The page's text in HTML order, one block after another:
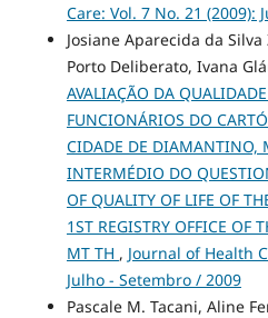
Care: Vol. 7 No. 21 (2009):
Josiane Aparecida da
Porto Deliberato, Ivana
AVALIAÇÃO DA
FUNCIONÁRIOS DO
CIDADE DE DIAMANTINO,
INTERMÉDIO DO
OF QUALITY OF LIFE OF
1ST REGISTRY OFFICE OF
MT TH , Journal of Health
Julho - Setembro / 2009
Pascale M. Tacani, Aline